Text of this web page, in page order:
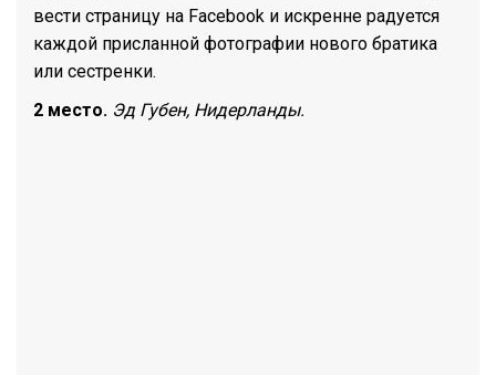
вести страницу на Facebook и искренне радуется
каждой присланной фотографии нового братика
или сестренки.
2 место. Эд Губен, Нидерланды.